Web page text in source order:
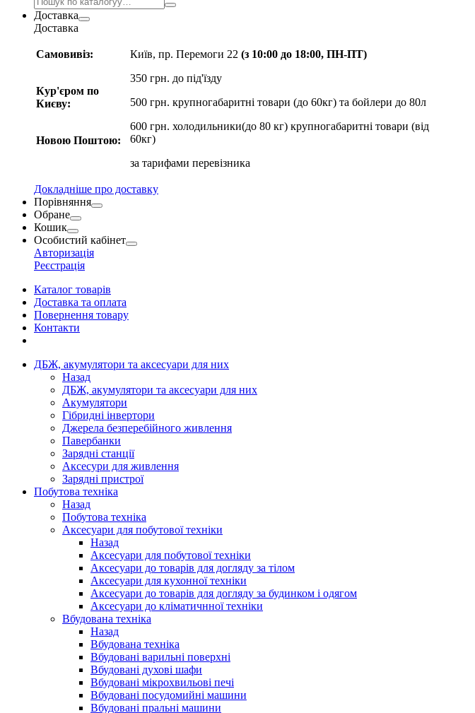
Доставка
Доставка
Самовивіз:
Кур'єром по
Києву:
Новою Поштою:
Київ, пр. Перемоги 22 (з 10:00 до 18:00, ПН-ПТ)
350 грн. до під'їзду
500 грн. крупногабаритні товари (до 60кг) та бойлери до 80л
600 грн. холодильники(до 80 кг) крупногабаритні товари (від
60кг)
за тарифами перевізника
Докладніше про доставку
Порівняння
Обране
Кошик
Особистий кабінет
Авторизація
Реєстрація
Каталог товарів
Доставка та оплата
Повернення товару
Контакти
ДБЖ, акумулятори та аксесуари для них
Назад
ДБЖ, акумулятори та аксесуари для них
Акумулятори
Гібридні інвертори
Джерела безперебійного живлення
Павербанки
Зарядні станції
Аксесури для живлення
Зарядні пристрої
Побутова техніка
Назад
Побутова техніка
Аксесуари для побутової техніки
Назад
Аксесуари для побутової техніки
Аксесуари до товарів для догляду за тілом
Аксесуари для кухонної техніки
Аксесуари до товарів для догляду за будинком і одягом
Аксесуари до кліматичнної техніки
Вбудована техніка
Назад
Вбудована техніка
Вбудовані варильні поверхні
Вбудовані духові шафи
Вбудовані мікрохвильові печі
Вбудовані посудомийні машини
Вбудовані пральні машини